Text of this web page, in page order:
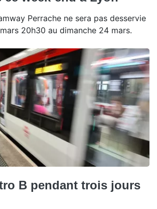
Perrache ne sera pas desservie
20h30 au dimanche 24 mars.
B pendant trois jours